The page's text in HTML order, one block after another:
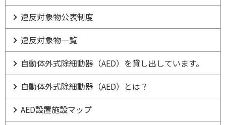
違反対象物公表制度
違反対象物一覧
自動体外式除細動器（AED）を貸し出しています。
自動体外式除細動器（AED）とは？
AED設置施設マップ